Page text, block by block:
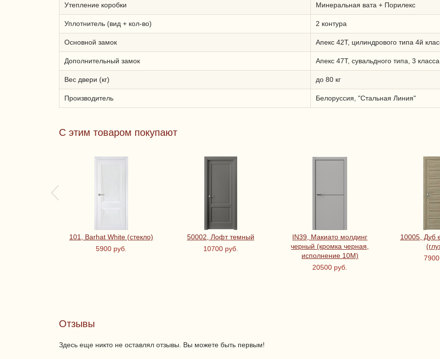
Утепление коробки Минеральная вата + Порилекс
Уплотнитель (вид + кол-во) 2 контура
Основной замок Апекс 42Т, цилиндрового типа 4й
Дополнительный замок Апекс 47Т, сувальдного типа, 3 класса
Вес двери (кг) до 80 кг
Производитель Белоруссия, "Стальная Линия"
С этим товаром покупают
101, Barhat White (стекло)
5900 руб.
50002, Лофт темный
10700 руб.
IN39, Макиато молдинг
черный (кромка черная,
исполнение 10М)
20500 руб.
10005, Дуб
Отзывы
Здесь еще никто не оставлял отзывы. Вы можете быть первым!